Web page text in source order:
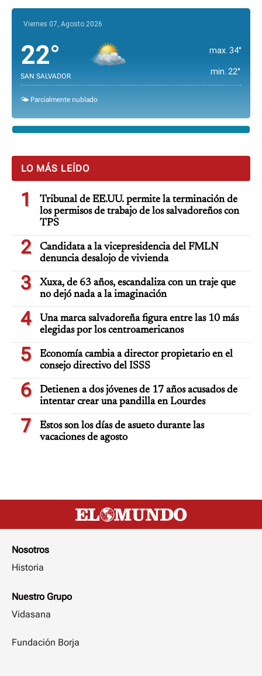
Viernes 07, Agosto 2026
22°
SAN SALVADOR
max. 34°
min. 22°
🌤️ Parcialmente nublado
LO MÁS LEÍDO
1
Tribunal de EE.UU. permite la terminación de
los permisos de trabajo de los salvadoreños con
TPS
2
Candidata a la vicepresidencia del FMLN
denuncia desalojo de vivienda
3
Xuxa, de 63 años, escandaliza con un traje que
no dejó nada a la imaginación
4
Una marca salvadoreña figura entre las 10 más
elegidas por los centroamericanos
5
Economía cambia a director propietario en el
consejo directivo del ISSS
6
Detienen a dos jóvenes de 17 años acusados de
intentar crear una pandilla en Lourdes
7
Estos son los días de asueto durante las
vacaciones de agosto
Nosotros
Historia
Nuestro Grupo
Vidasana
Fundación Borja